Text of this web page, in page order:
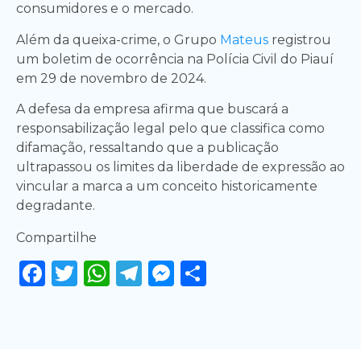
consumidores e o mercado.
Além da queixa-crime, o Grupo Mateus registrou
um boletim de ocorrência na Polícia Civil do Piauí
em 29 de novembro de 2024.
A defesa da empresa afirma que buscará a
responsabilização legal pelo que classifica como
difamação, ressaltando que a publicação
ultrapassou os limites da liberdade de expressão ao
vincular a marca a um conceito historicamente
degradante.
Compartilhe
Facebook
Twitter
WhatsApp
Telegram
Messenger